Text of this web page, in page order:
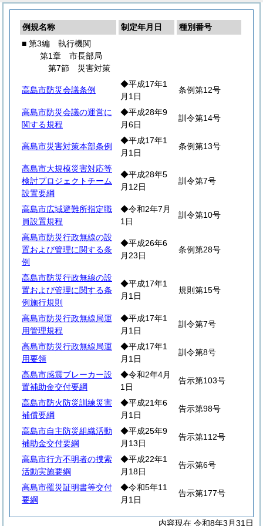
例規名称 制定年月日
種別番号
■ 第3編 執行機関
第1章 市長部局
第7節 災害対策
高島市防災会議条例
◆平成17年1
月1日
条例第12号
高島市防災会議の運営に
関する規程
◆平成28年9
月6日
訓令第14号
高島市災害対策本部条例
◆平成17年1
月1日
条例第13号
高島市大規模災害対応等
検討プロジェクトチーム
設置要綱
◆平成28年5
月12日
訓令第7号
高島市広域避難所指定職
員設置規程
◆令和2年7月
1日
訓令第10号
高島市防災行政無線の設
置および管理に関する条
例
◆平成26年6
月23日
条例第28号
高島市防災行政無線の設
置および管理に関する条
例施行規則
◆平成17年1
月1日
規則第15号
高島市防災行政無線局運
用管理規程
◆平成17年1
月1日
訓令第7号
高島市防災行政無線局運
用要領
◆平成17年1
月1日
訓令第8号
高島市感震ブレーカー設
置補助金交付要綱
◆令和2年4月
1日
告示第103号
高島市防火防災訓練災害
補償要綱
◆平成21年6
月1日
告示第98号
高島市自主防災組織活動
補助金交付要綱
◆平成25年9
月13日
告示第112号
高島市行方不明者の捜索
活動実施要綱
◆平成22年1
月18日
告示第6号
高島市罹災証明書等交付
要綱
◆令和5年11
月1日
告示第177号
内容現在 令和8年3月31日